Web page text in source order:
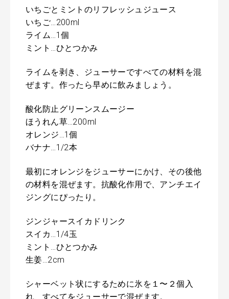
いちごとミントのリフレッシュジュース
いちご…200ml
ライム…1個
ミント…ひとつかみ
ライムを剥き、ジューサーですべての材料を混
ぜます。作ったら早めに飲みましょう。
酸化防止グリーンスムージー
ほうれん草…200ml
オレンジ…1個
バナナ…1/2本
最初にオレンジをジューサーにかけ、その後他
の材料を混ぜます。抗酸化作用で、アンチエイ
ジングにぴったり。
ジンジャースイカドリンク
スイカ…1/4玉
ミント…ひとつかみ
生姜…2cm
シャーベット状にするために氷を１〜２個入
れ、すべてをジューサーで混ぜます。